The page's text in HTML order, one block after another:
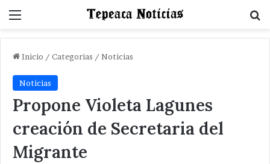
Menu
Inicio / Categorias / Noticias
Noticias
Propone Violeta Lagunes
creación de Secretaria del
Migrante